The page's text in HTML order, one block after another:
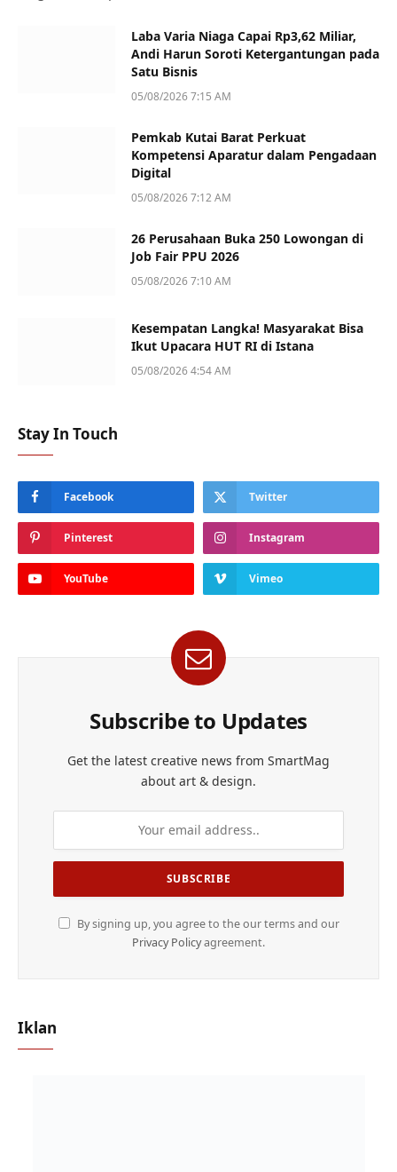
Laba Varia Niaga Capai Rp3,62 Miliar,
Andi Harun Soroti Ketergantungan pada
Satu Bisnis
05/08/2026 7:15 AM
Pemkab Kutai Barat Perkuat
Kompetensi Aparatur dalam Pengadaan
Digital
05/08/2026 7:12 AM
26 Perusahaan Buka 250 Lowongan di
Job Fair PPU 2026
05/08/2026 7:10 AM
Kesempatan Langka! Masyarakat Bisa
Ikut Upacara HUT RI di Istana
05/08/2026 4:54 AM
Stay In Touch
Facebook Twitter
Pinterest Instagram
YouTube Vimeo
Subscribe to Updates
Get the latest creative news from SmartMag
about art & design.
By signing up, you agree to the our terms and our
Privacy Policyagreement.
Iklan